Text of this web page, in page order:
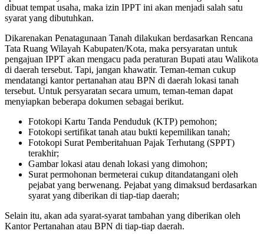
dibuat tempat usaha, maka izin IPPT ini akan menjadi salah satu
syarat yang dibutuhkan.
Dikarenakan Penatagunaan Tanah dilakukan berdasarkan Rencana
Tata Ruang Wilayah Kabupaten/Kota, maka persyaratan untuk
pengajuan IPPT akan mengacu pada peraturan Bupati atau Walikota
di daerah tersebut. Tapi, jangan khawatir. Teman-teman cukup
mendatangi kantor pertanahan atau BPN di daerah lokasi tanah
tersebut. Untuk persyaratan secara umum, teman-teman dapat
menyiapkan beberapa dokumen sebagai berikut.
Fotokopi Kartu Tanda Penduduk (KTP) pemohon;
Fotokopi sertifikat tanah atau bukti kepemilikan tanah;
Fotokopi Surat Pemberitahuan Pajak Terhutang (SPPT)
terakhir;
Gambar lokasi atau denah lokasi yang dimohon;
Surat permohonan bermeterai cukup ditandatangani oleh
pejabat yang berwenang. Pejabat yang dimaksud berdasarkan
syarat yang diberikan di tiap-tiap daerah;
Selain itu, akan ada syarat-syarat tambahan yang diberikan oleh
Kantor Pertanahan atau BPN di tiap-tiap daerah.